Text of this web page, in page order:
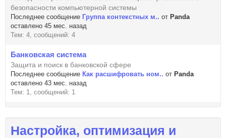
безопасности компьютерной системы
Последнее сообщение Группа контекстных м.. от Panda
оставлено 45 мес. назад
Тем: 4, сообщений: 4
Банковская система
Защита и поиск в банковской сфере
Последнее сообщение Как расшифровать ном.. от Panda
оставлено 43 мес. назад
Тем: 1, сообщений: 1
Настройка, оптимизация и